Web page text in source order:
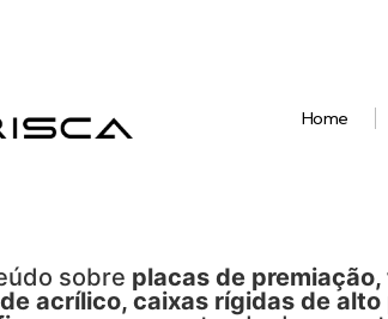
Home
sobre placas de
acrílico, caixas rígidas de alto